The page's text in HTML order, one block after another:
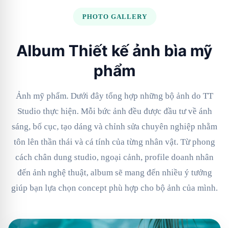
PHOTO GALLERY
Album Thiết kế ảnh bìa mỹ
phẩm
Ảnh mỹ phẩm. Dưới đây tổng hợp những bộ ảnh do TT
Studio thực hiện. Mỗi bức ảnh đều được đầu tư về ánh
sáng, bố cục, tạo dáng và chỉnh sửa chuyên nghiệp nhằm
tôn lên thần thái và cá tính của từng nhân vật. Từ phong
cách chân dung studio, ngoại cảnh, profile doanh nhân
đến ảnh nghệ thuật, album sẽ mang đến nhiều ý tưởng
giúp bạn lựa chọn concept phù hợp cho bộ ảnh của mình.